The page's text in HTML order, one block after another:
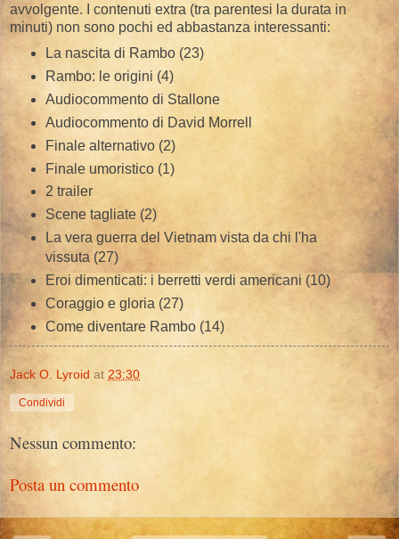
avvolgente. I contenuti extra (tra parentesi la durata in
minuti) non sono pochi ed abbastanza interessanti:
La nascita di Rambo (23)
Rambo: le origini (4)
Audiocommento di Stallone
Audiocommento di David Morrell
Finale alternativo (2)
Finale umoristico (1)
2 trailer
Scene tagliate (2)
La vera guerra del Vietnam vista da chi l'ha
vissuta (27)
Eroi dimenticati: i berretti verdi americani (10)
Coraggio e gloria (27)
Come diventare Rambo (14)
Jack O. Lyroid at 23:30
Condividi
Nessun commento:
Posta un commento